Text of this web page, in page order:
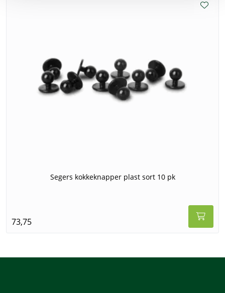
Segers kokkeknapper plast sort 10 pk
73,75